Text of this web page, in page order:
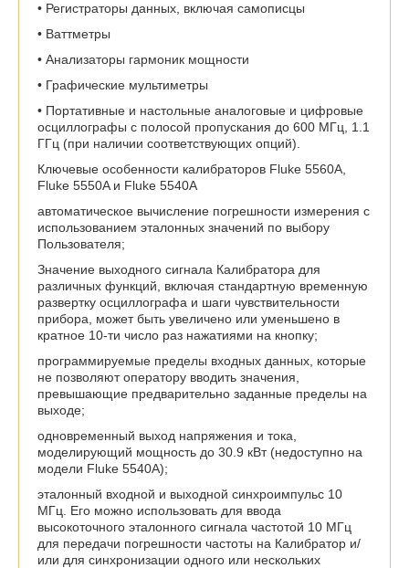
• Регистраторы данных, включая самописцы
• Ваттметры
• Анализаторы гармоник мощности
• Графические мультиметры
• Портативные и настольные аналоговые и цифровые
осциллографы с полосой пропускания до 600 МГц, 1.1
ГГц (при наличии соответствующих опций).
Ключевые особенности калибраторов Fluke 5560A,
Fluke 5550A и Fluke 5540A
автоматическое вычисление погрешности измерения с
использованием эталонных значений по выбору
Пользователя;
Значение выходного сигнала Калибратора для
различных функций, включая стандартную временную
развертку осциллографа и шаги чувствительности
прибора, может быть увеличено или уменьшено в
кратное 10-ти число раз нажатиями на кнопку;
программируемые пределы входных данных, которые
не позволяют оператору вводить значения,
превышающие предварительно заданные пределы на
выходе;
одновременный выход напряжения и тока,
моделирующий мощность до 30.9 кВт (недоступно на
модели Fluke 5540A);
эталонный входной и выходной синхроимпульс 10
МГц. Его можно использовать для ввода
высокоточного эталонного сигнала частотой 10 МГц
для передачи погрешности частоты на Калибратор и/
или для синхронизации одного или нескольких